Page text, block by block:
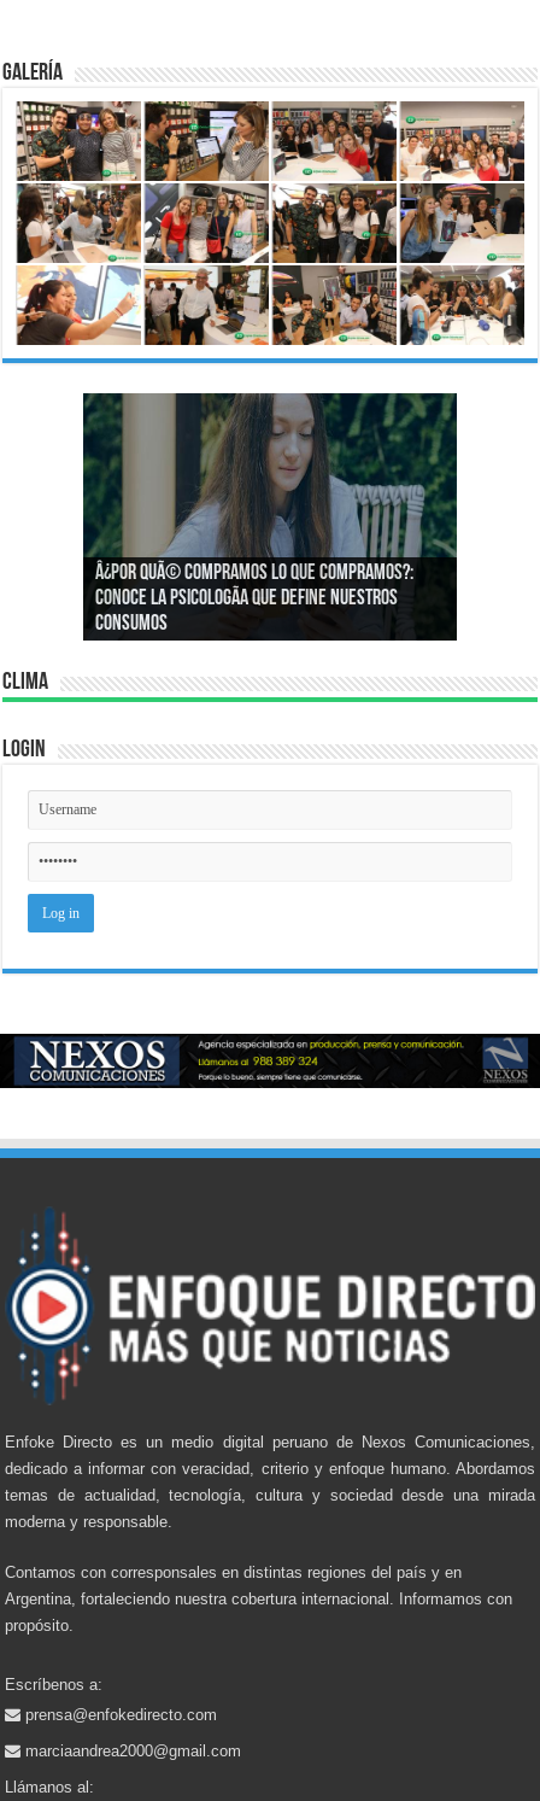
Galería
Â¿CÃ³mo podemos asegurar un espacio de
igualdad en el trabajo?
Â¿Por quÃ© compramos lo que compramos?:
Conoce la psicologÃ­a que define nuestros
consumos
Clima
Login
Enfoke Directo es un medio digital peruano de Nexos Comunicaciones,
dedicado a informar con veracidad, criterio y enfoque humano. Abordamos
temas de actualidad, tecnología, cultura y sociedad desde una mirada
moderna y responsable.
Contamos con corresponsales en distintas regiones del país y en
Argentina, fortaleciendo nuestra cobertura internacional. Informamos con
propósito.
Escríbenos a:
prensa@enfokedirecto.com
marciaandrea2000@gmail.com
Llámanos al: